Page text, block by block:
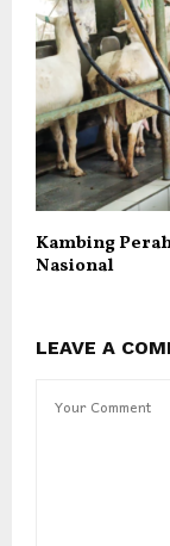
Kambing
Nasional
LEAVE A